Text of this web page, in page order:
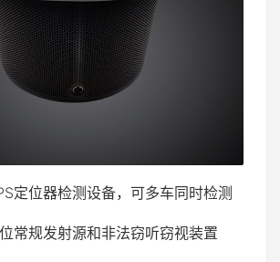
定位器检测设备，可多车同时检测
常规发射源和非法窃听窃视装置